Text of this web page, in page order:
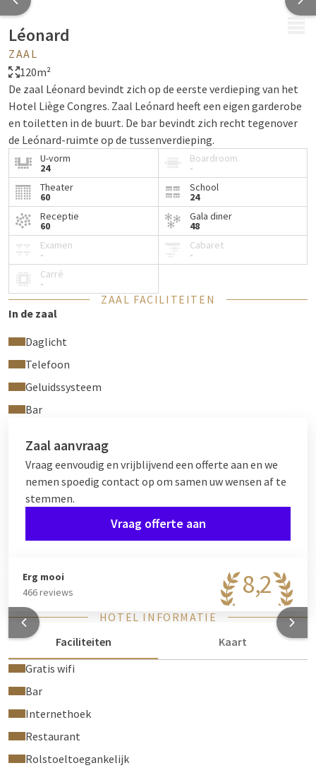
Léonard
ZAAL
120m²
De zaal Léonard bevindt zich op de eerste verdieping van het
Hotel Liège Congres. Zaal Leónard heeft een eigen garderobe
en toiletten in de buurt. De bar bevindt zich recht tegenover
de Leónard-ruimte op de tussenverdieping.
U-vorm
24
Boardroom
-
Theater
60
School
24
Receptie
60
Gala diner
48
Examen
-
Cabaret
-
Carré
-
ZAAL FACILITEITEN
In de zaal
Daglicht
Telefoon
Geluidssysteem
Bar
Zaal aanvraag
Vraag eenvoudig en vrijblijvend een offerte aan en we
nemen spoedig contact op om samen uw wensen af te
stemmen.
Vraag offerte aan
8,2
Erg mooi
466 reviews
HOTEL INFORMATIE
Faciliteiten
Kaart
Gratis wifi
Bar
Internethoek
Restaurant
Rolstoeltoegankelijk